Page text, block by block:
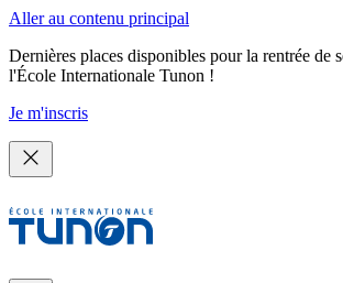
Aller au contenu principal
Dernières places disponibles pour la rentrée de
l'École Internationale Tunon !
Je m'inscris